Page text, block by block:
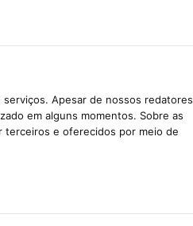
Apesar de nossos redatores
em alguns momentos. Sobre as
terceiros e oferecidos por meio de